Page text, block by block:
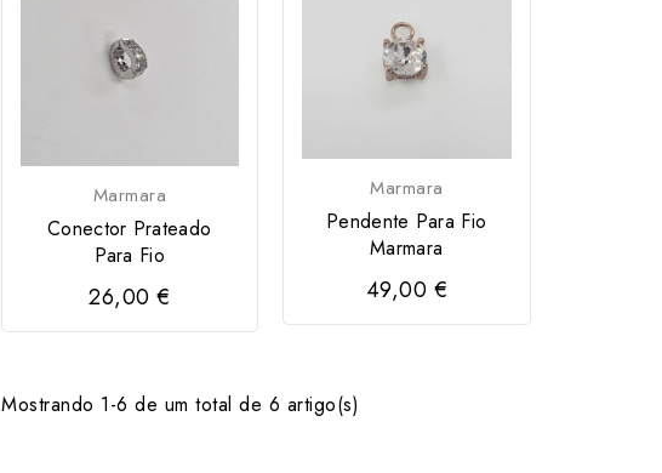
Marmara
Conector Prateado
Para Fio
26,00 €
Marmara
Pendente Para Fio
Marmara
49,00 €
Mostrando 1-6 de um total de 6 artigo(s)